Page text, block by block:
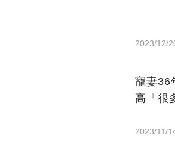
2023/12/
寵妻36
高「很
2023/11/